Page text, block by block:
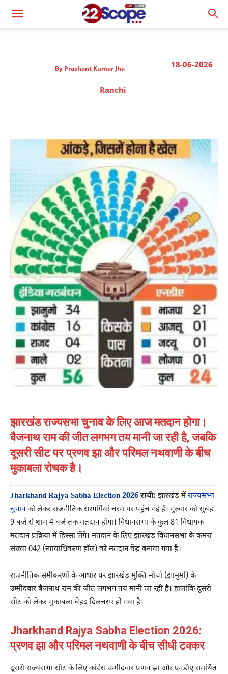
18-06-2026
By Prashant Kumar Jha
Ranchi
झारखंड राज्यसभा चुनाव के लिए आज मतदान होगा।
बैजनाथ राम की जीत लगभग तय मानी जा रही है, जबकि
दूसरी सीट पर प्रणव झा और परिमल नथवाणी के बीच
मुकाबला रोचक है।
Jharkhand Rajya Sabha Election 2026 रांची: झारखंड मेंराज्यसभा
चुनावको लेकर राजनीतिक सरगर्मियां चरम पर पहुंच गई हैं। गुरुवार को सुबह
9 बजे से शाम 4 बजे तक मतदान होगा। विधानसभा के कुल 81 विधायक
मतदान प्रक्रिया में हिस्सा लेंगे। मतदान के लिए झारखंड विधानसभा के कमरा
संख्या 042 (न्यायाधिकरण हॉल) को मतदान केंद्र बनाया गया है।
राजनीतिक समीकरणों के आधार पर झारखंड मुक्ति मोर्चा (झामुमो) के
उम्मीदवारबैजनाथ रामकी जीत लगभग तय मानी जा रही है। हालांकि दूसरी
सीट को लेकर मुकाबला बेहद दिलचस्प हो गया है।
Jharkhand Rajya Sabha Election 2026:
प्रणव झा और परिमल नथवाणी के बीच सीधी टक्कर
दूसरी राज्यसभा सीट के लिए कांग्रेस उम्मीदवारप्रणव झा और एनडीए समर्थित